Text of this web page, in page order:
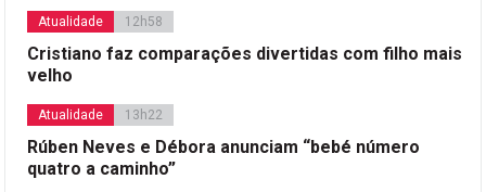
Atualidade 12h58
Cristiano faz comparações divertidas com filho mais
velho
Atualidade 13h22
Rúben Neves e Débora anunciam “bebé número
quatro a caminho”